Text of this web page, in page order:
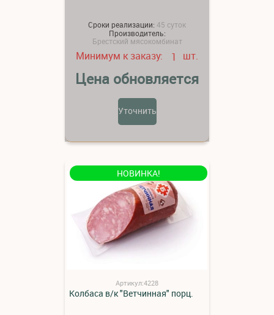
Сроки реализации: 45 суток
Производитель:
Брестский мясокомбинат
Минимум к заказу: 1 шт.
Цена обновляется
Уточнить
НОВИНКА!
Артикул:4228
Колбаса в/к "Ветчинная" порц.